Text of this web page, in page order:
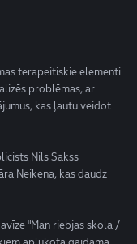
terapeitiskie elementi.
problēmas, ar
kas ļautu veidot
Nils Sakss
Neikena, kas daudz
"Man riebjas skola /